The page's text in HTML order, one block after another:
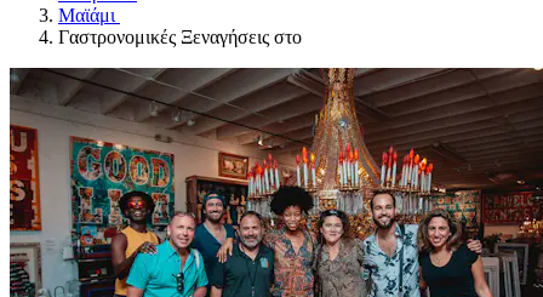
Μαϊάμι
Γαστρονομικές Ξεναγήσεις στο